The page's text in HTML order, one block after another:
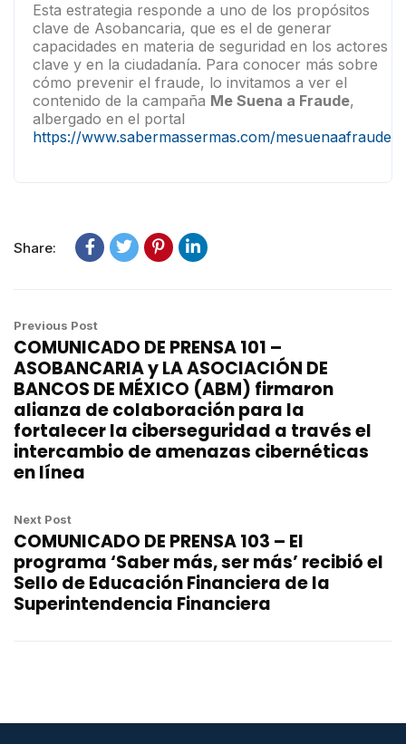
Esta estrategia responde a uno de los propósitos
clave de Asobancaria, que es el de generar
capacidades en materia de seguridad en los actores
clave y en la ciudadanía. Para conocer más sobre
cómo prevenir el fraude, lo invitamos a ver el
contenido de la campaña Me Suena a Fraude,
albergado en el portal
https://www.sabermassermas.com/mesuenaafraude/
Share:
Previous Post
COMUNICADO DE PRENSA 101 –
ASOBANCARIA y LA ASOCIACIÓN DE
BANCOS DE MÉXICO (ABM) firmaron
alianza de colaboración para la
fortalecer la ciberseguridad a través el
intercambio de amenazas cibernéticas
en línea
Next Post
COMUNICADO DE PRENSA 103 – El
programa ‘Saber más, ser más’ recibió el
Sello de Educación Financiera de la
Superintendencia Financiera